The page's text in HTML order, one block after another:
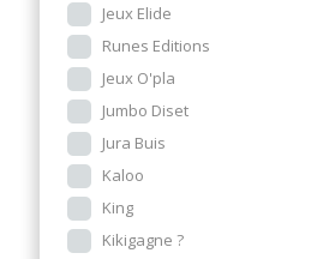
Jeux Elide
Runes Editions
Jeux O'pla
Jumbo Diset
Jura Buis
Kaloo
King
Kikigagne ?